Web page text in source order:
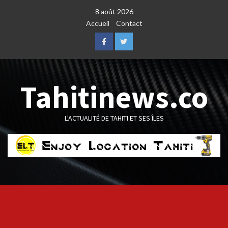
8 août 2026
Accueil
Contact
FacebookTwitter
Tahitinews.co
L'ACTUALITÉ DE TAHITI ET SES ÎLES